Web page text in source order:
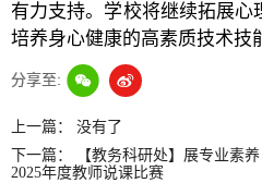
有力支持。学校将继续拓展心
培养身心健康的高素质技术技
分享至:
上一篇： 没有了
下一篇：
【教务科研处】展专业素
2025年度教师说课比赛